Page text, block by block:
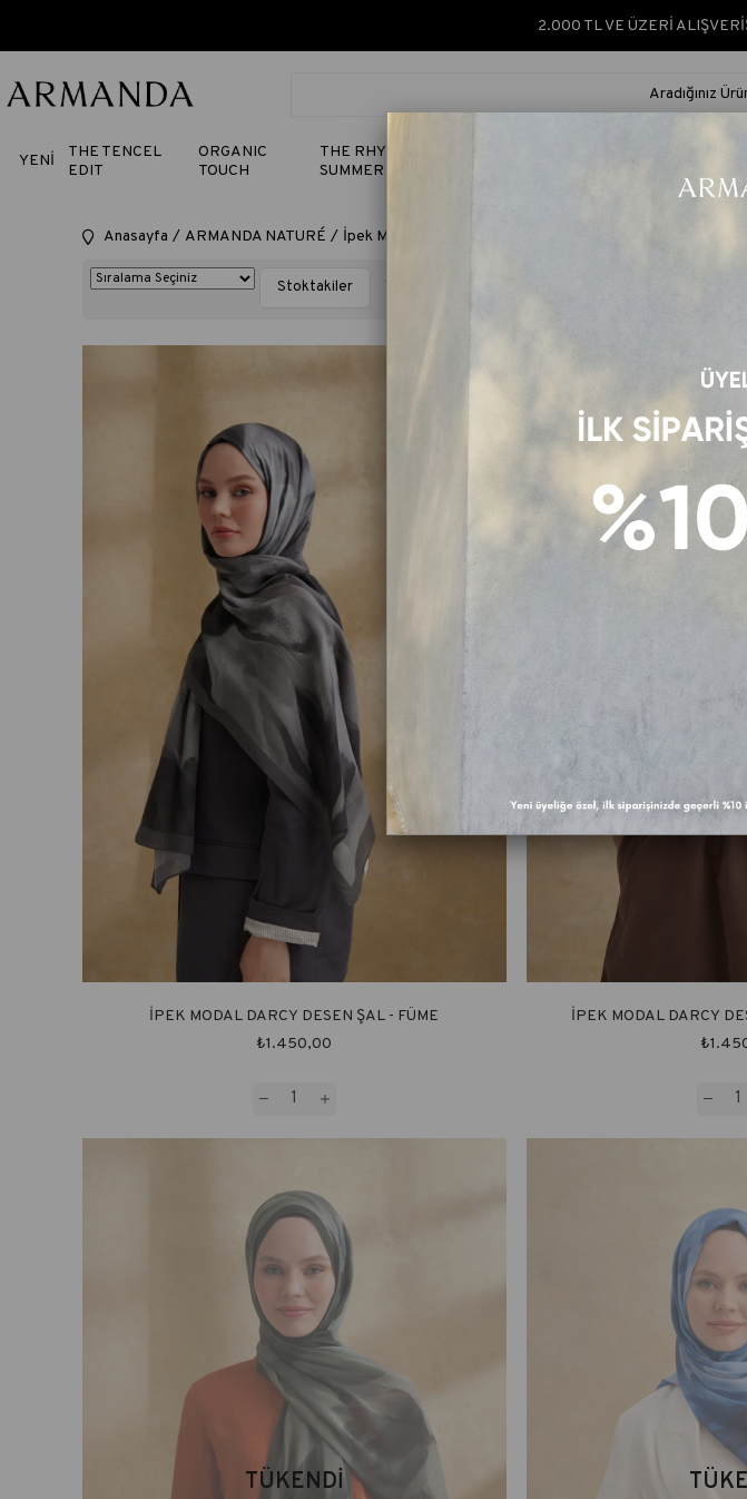
2.000 TL VE ÜZERİ
YENİ
THE TENCEL
EDIT
ORGANIC
TOUCH
THE RHYTHM OF
SUMMER
Anasayfa ARMANDA NATURÉ İpek Modal Serisi
Stoktakiler 7 Ürün
İPEK MODAL DARCY DESEN ŞAL - FÜME
₺1.450,00
İPEK MODAL DARCY
TÜKENDI